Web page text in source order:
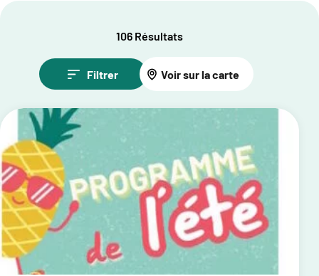
106 Résultats
Filtrer Voir sur la carte